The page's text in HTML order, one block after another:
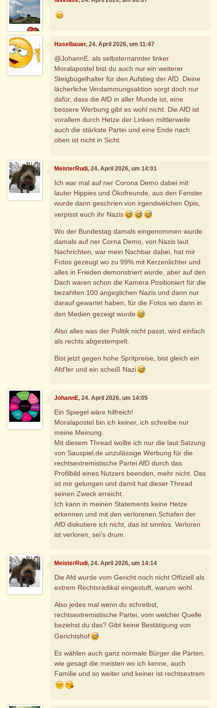
Haselbauer, 24. April 2026, um 11:47
@JohannE: als selbsternannter linker
Moralapostel bist du auch nur ein weiterer
Steigbügelhalter für den Aufstieg der AfD. Deine
lächerliche Verdammungsaktion sorgt doch nur
dafür, dass die AfD in aller Munde ist, eine
bessere Werbung gibt es wohl nicht. Die AfD ist
vorallem durch Hetze der Linken mittlerweile
auch die stärkste Partei und eine Ende nach
oben ist nicht in Sicht.
MeisterRudi, 24. April 2026, um 14:01
Ich war mal auf ner Corona Demo dabei mit
lauter Hippies und Ökofreunde, aus den Fenster
wurde dann geschrien von irgendwelchen Opis,
verpisst euch ihr Nazis
Wo der Bundestag damals eingenommen wurde
damals auf ner Corna Demo, von Nazis laut
Nachrichten, war mein Nachbar dabei, hat mir
Fotos gezeugt wo zu 99% mit Kerzenlichter und
alles in Frieden demonstriert wurde, aber auf den
Dach waren schon die Kamera Positioniert für die
bezahlten 100 angeglichen Nazis und dann nur
darauf gewartet haben, für die Fotos wo dann in
den Medien gezeigt wurde
Also alles was der Politik nicht passt, wird einfach
als rechts abgestempelt.
Bist jetzt gegen hohe Spritpreise, bist gleich ein
Afd'ler und ein scheiß Nazi
JohannE, 24. April 2026, um 14:05
Ein Spiegel wäre hilfreich!
Moralapostel bin ich keiner, ich schreibe nur
meine Meinung.
Mit diesem Thread wollte ich nur die laut Satzung
von Sauspiel.de unzulässige Werbung für die
rechtsextremistische Partei AfD durch das
Profilbild eines Nutzers beenden, mehr nicht. Das
ist mir gelungen und damit hat dieser Thread
seinen Zweck erreicht.
Ich kann in meinen Statements keine Hetze
erkennen und mit den verlorenen Schafen der
AfD diskutiere ich nicht, das ist sinnlos. Verloren
ist verloren, sei's drum.
MeisterRudi, 24. April 2026, um 14:14
Die Afd wurde vom Gericht noch nicht Offiziell als
extrem Rechtsradikal eingestuft, warum wohl.
Also jedes mal wenn du schreibst,
rechtsextremistische Partei, vom welcher Quelle
beziehst du das? Gibt keine Bestätigung von
Gerichtshof
Es wählen auch ganz normale Bürger die Parten,
wie gesagt die meisten wo ich kenne, auch
Familie und so weiter und keiner ist rechtsextrem